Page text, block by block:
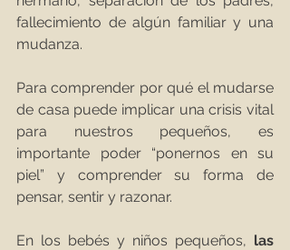
fallecimiento de algún familiar y una
mudanza.
Para comprender por qué el mudarse
de casa puede implicar una crisis vital
para nuestros pequeños, es
importante poder “ponernos en su
piel” y comprender su forma de
pensar, sentir y razonar.
En los bebés y niños pequeños, las